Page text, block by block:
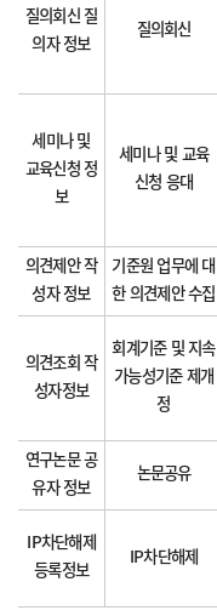
질의회신 질
의자 정보
질의회신
세미나 및
교육신청 정
보
세미나 및 교육
신청 응대
의견제안 작
성자 정보
기준원 업무에 대
한 의견제안 수집
의견조회 작
성자정보
회계기준 및 지속
가능성기준 제개
정
연구논문 공
유자 정보
논문공유
IP차단해제
등록정보
IP차단해제